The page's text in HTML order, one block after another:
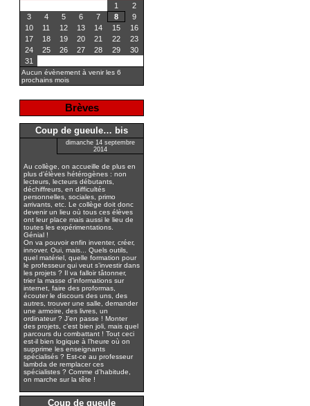
1
2
3
4 5 6 7 8
9
10
11 12 13 14 15
16
17
18 19 20 21 22
23
24
25 26 27 28 29
30
31
Aucun évènement à venir les 6
prochains mois
Brèves
Coup de gueule… bis
dimanche 14 septembre
2014
Au collège, on accueille de plus en
plus d’élèves hétérogènes : non
lecteurs, lecteurs débutants,
déchiffreurs, en difficultés
personnelles, sociales, primo
arrivants, etc. Le collège doit donc
devenir un lieu où tous ces élèves
ont leur place mais aussi le lieu de
toutes les expérimentations.
Génial !
On va pouvoir enfin inventer, créer,
innover. Oui, mais... Quels outils,
quel matériel, quelle formation pour
le professeur qui veut s’investir dans
les projets ? Il va falloir tâtonner,
trier la masse d’informations sur
internet, faire des proformas,
écouter le discours des uns, des
autres, trouver une salle, demander
une armoire, des livres, un
ordinateur ? J’en passe ! Monter
des projets, c’est bien joli, mais quel
parcours du combattant ! Tout ceci
est-il bien logique à l’heure où on
supprime les enseignants
spécialisés ? Est-ce au professeur
lambda de remplacer ces
spécialistes ? Comme d’habitude,
on marche sur la tête !
Coup de gueule